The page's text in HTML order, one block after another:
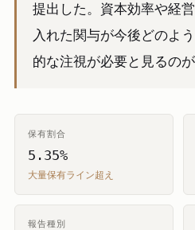
提出した。資本効率や経
入れた関与が今後どのよ
的な注視が必要と見るのが
保有割合
5.35%
大量保有ライン超え
報告種別